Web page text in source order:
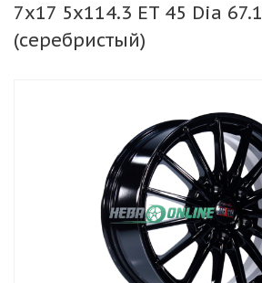
7x17 5x114.3 ET 45 Dia 67.1
(серебристый)